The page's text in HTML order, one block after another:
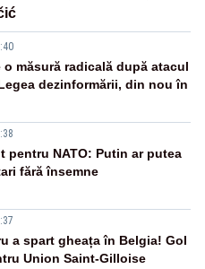
o măsură radicală după atacul
dezinformării, din nou în
pentru NATO: Putin ar putea
fără însemne
a spart gheața în Belgia! Gol
Union Saint-Gilloise